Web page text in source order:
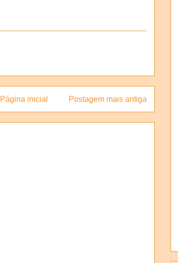
Postagem mais antiga
Página inicial